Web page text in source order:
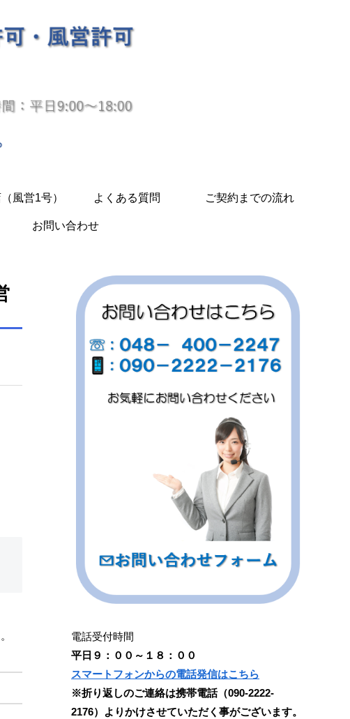
風営1号） よくある質問 ご契約までの流れ
お問い合わせ
電話受付時間
平日９：００～１８：００
スマートフォンからの電話発信はこちら
※折り返しのご連絡は携帯電話（090-2222-
2176）よりかけさせていただく事がございます。